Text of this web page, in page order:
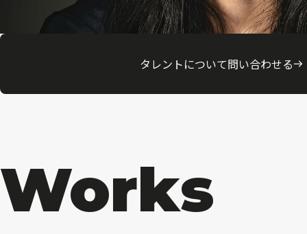
タレントについて問い合わせる
Works